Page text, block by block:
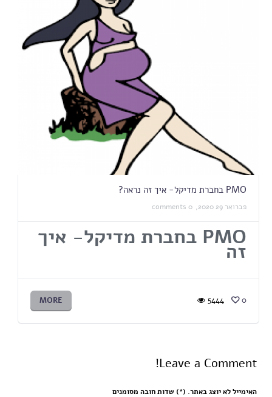
PMO בחברת מדיקל- איך זה נראה?
פברואר 29 2020, 0 comments
PMO בחברת מדיקל- איך
זה
MORE 5444 0
Leave a Comment!
האימייל לא יוצג באתר. (*) שדות חובה מסומנים